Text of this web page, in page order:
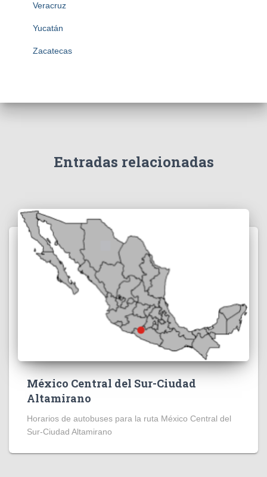
Veracruz
Yucatán
Zacatecas
Entradas relacionadas
México Central del Sur-Ciudad
Altamirano
Horarios de autobuses para la ruta México Central del
Sur-Ciudad Altamirano